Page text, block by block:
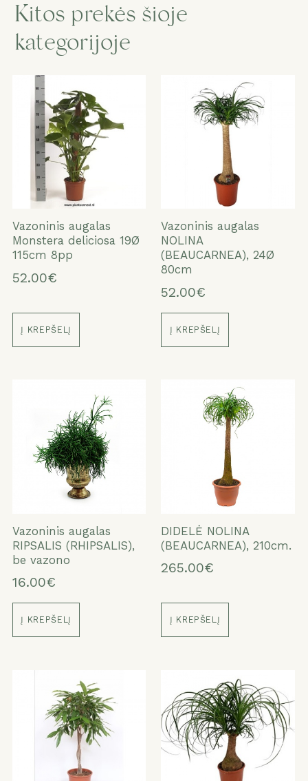
Kitos prekės šioje
kategorijoje
Vazoninis augalas
Monstera deliciosa 19Ø
115cm 8pp
52.00€
Į KREPŠELĮ
Vazoninis augalas
NOLINA
(BEAUCARNEA), 24Ø
80cm
52.00€
Į KREPŠELĮ
Vazoninis augalas
RIPSALIS (RHIPSALIS),
be vazono
16.00€
Į KREPŠELĮ
DIDELĖ NOLINA
(BEAUCARNEA), 210cm.
265.00€
Į KREPŠELĮ